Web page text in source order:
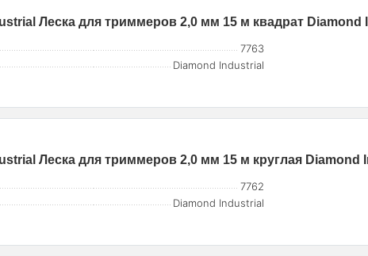
Леска для триммеров 2,0 мм 15 м квадрат Diamond
7763
Diamond Industrial
Леска для триммеров 2,0 мм 15 м круглая Diamond
7762
Diamond Industrial